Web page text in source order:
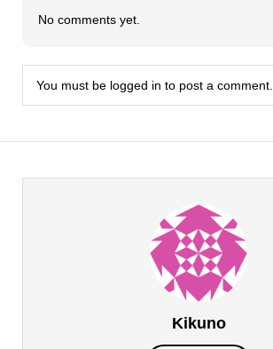
No comments yet.
You must be logged in to post a comment.
Kikuno